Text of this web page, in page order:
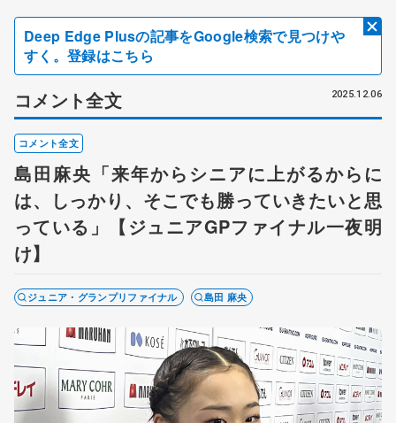
Deep Edge Plusの記事をGoogle検索で見つけや
すく。登録はこちら
コメント全文 2025.12.06
コメント全文
島田麻央「来年からシニアに上がるからに
は、しっかり、そこでも勝っていきたいと思
っている」【ジュニアGPファイナル一夜明
け】
ジュニア・グランプリファイナル 島田 麻央